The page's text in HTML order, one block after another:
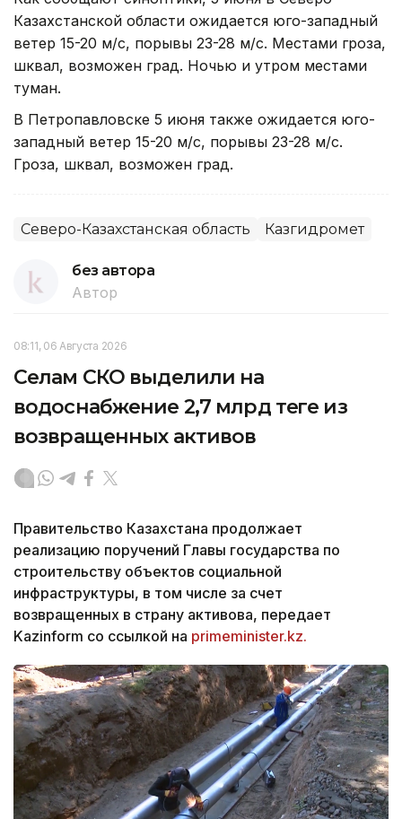
Казахстанской области ожидается юго-западный
ветер 15-20 м/с, порывы 23-28 м/с. Местами гроза,
шквал, возможен град. Ночью и утром местами
туман.
В Петропавловске 5 июня также ожидается юго-
западный ветер 15-20 м/с, порывы 23-28 м/с.
Гроза, шквал, возможен град.
Северо-Казахстанская область Казгидромет
без автора
Автор
08:11, 06 Августа 2026
Селам СКО выделили на
водоснабжение 2,7 млрд теңге из
возвращенных активов
Правительство Казахстана продолжает
реализацию поручений Главы государства по
строительству объектов социальной
инфраструктуры, в том числе за счет
возвращенных в страну активова, передает
Kazinform со ссылкой на primeminister.kz.